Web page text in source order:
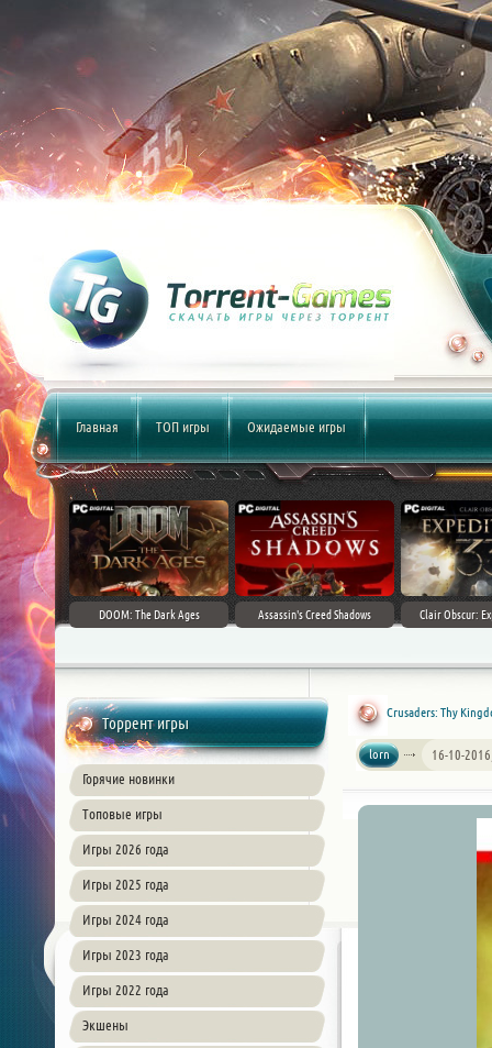
Главная ТОП игры Ожидаемые игры
DOOM: The Dark Ages Assassin's Creed Shadows Clair Obscur:
Торрент игры
Горячие новинки
Топовые игры
Игры 2026 года
Игры 2025 года
Игры 2024 года
Игры 2023 года
Игры 2022 года
Экшены
Crusaders: Thy
lorn 16-10-